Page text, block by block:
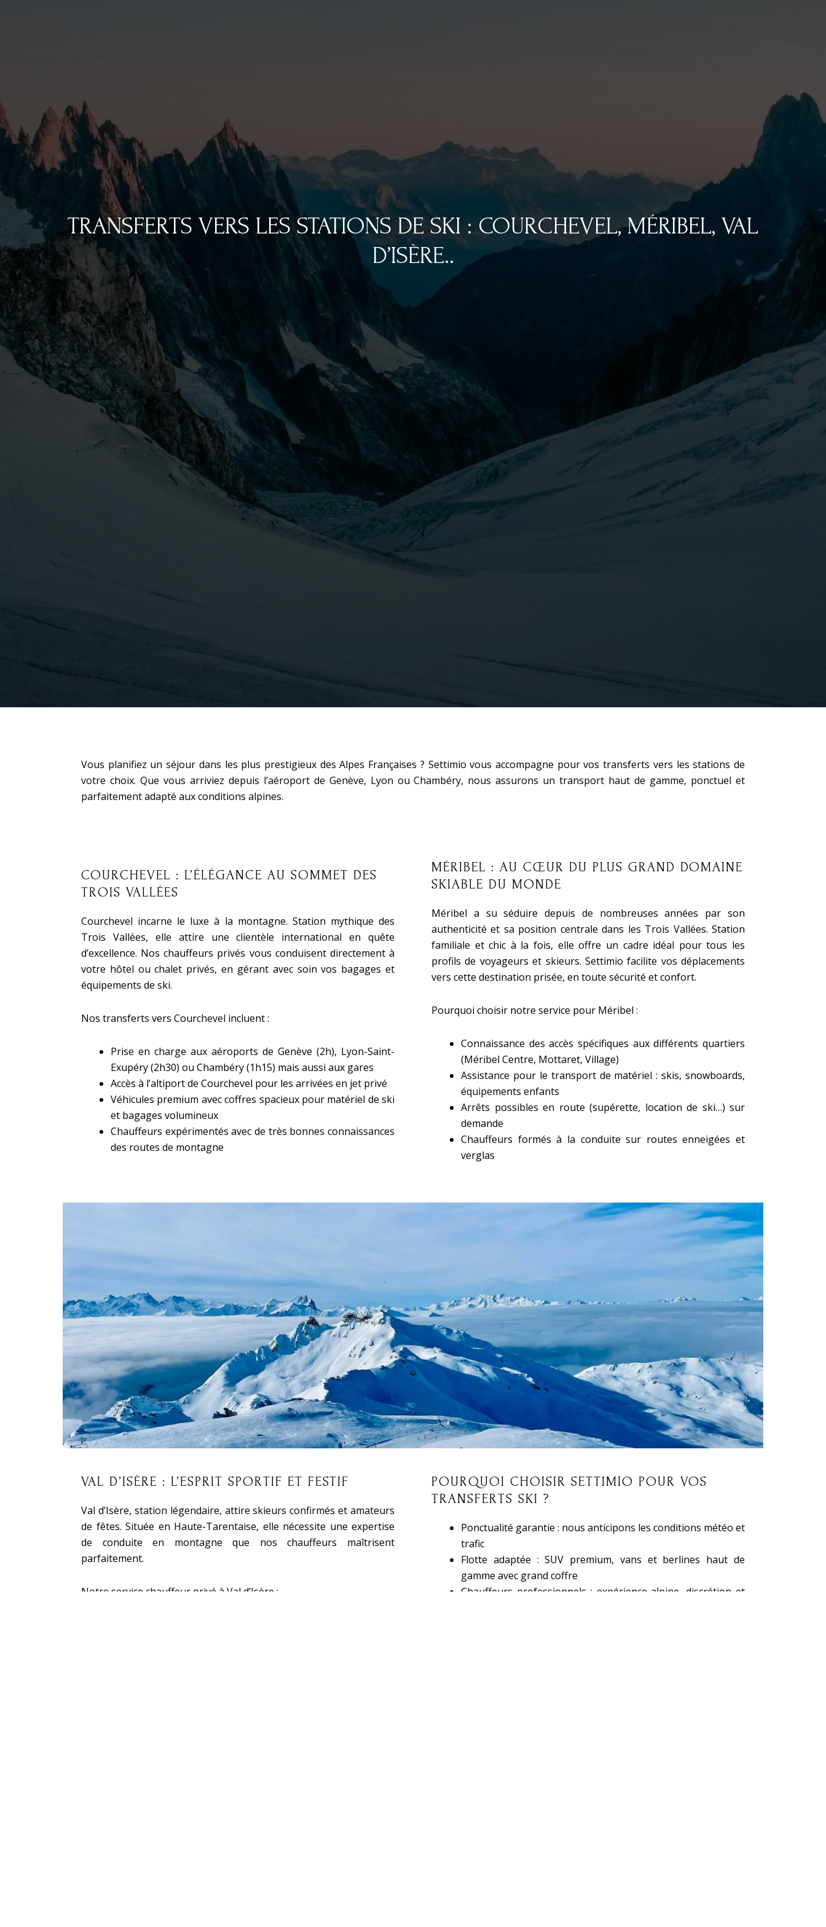
TRANSFERTS VERS LES STATIONS DE SKI : COURCHEVEL, MÉRIBEL, VAL
D’ISÈRE..
Vous planifiez un séjour dans les plus prestigieux des Alpes Françaises ? Settimio vous accompagne pour vos transferts vers les stations de
votre choix. Que vous arriviez depuis l’aéroport de Genève, Lyon ou Chambéry, nous assurons un transport haut de gamme, ponctuel et
parfaitement adapté aux conditions alpines.
COURCHEVEL : L’ÉLÉGANCE AU SOMMET DES
TROIS VALLÉES
Courchevel incarne le luxe à la montagne. Station mythique des
Trois Vallées, elle attire une clientèle international en quête
d’excellence. Nos chauffeurs privés vous conduisent directement à
votre hôtel ou chalet privés, en gérant avec soin vos bagages et
équipements de ski.
Nos transferts vers Courchevel incluent :
Prise en charge aux aéroports de Genève (2h), Lyon-Saint-
Exupéry (2h30) ou Chambéry (1h15) mais aussi aux gares
Accès à l’altiport de Courchevel pour les arrivées en jet privé
Véhicules premium avec coffres spacieux pour matériel de ski
et bagages volumineux
Chauffeurs expérimentés avec de très bonnes connaissances
des routes de montagne
MÉRIBEL : AU CŒUR DU PLUS GRAND DOMAINE
SKIABLE DU MONDE
Méribel a su séduire depuis de nombreuses années par son
authenticité et sa position centrale dans les Trois Vallées. Station
familiale et chic à la fois, elle offre un cadre idéal pour tous les
profils de voyageurs et skieurs. Settimio facilite vos déplacements
vers cette destination prisée, en toute sécurité et confort.
Pourquoi choisir notre service pour Méribel :
Connaissance des accès spécifiques aux différents quartiers
(Méribel Centre, Mottaret, Village)
Assistance pour le transport de matériel : skis, snowboards,
équipements enfants
Arrêts possibles en route (supérette, location de ski…) sur
demande
Chauffeurs formés à la conduite sur routes enneigées et
verglas
VAL D’ISÈRE : L’ESPRIT SPORTIF ET FESTIF
Val d’Isère, station légendaire, attire skieurs confirmés et amateurs
de fêtes. Située en Haute-Tarentaise, elle nécessite une expertise
de conduite en montagne que nos chauffeurs maîtrisent
parfaitement.
Notre service chauffeur privé à Val d’Isère :
POURQUOI CHOISIR SETTIMIO POUR VOS
TRANSFERTS SKI ?
Ponctualité garantie : nous anticipons les conditions météo et
trafic
Flotte adaptée : SUV premium, vans et berlines haut de
gamme avec grand coffre
Chauffeurs professionnels : expérience alpine, discrétion et